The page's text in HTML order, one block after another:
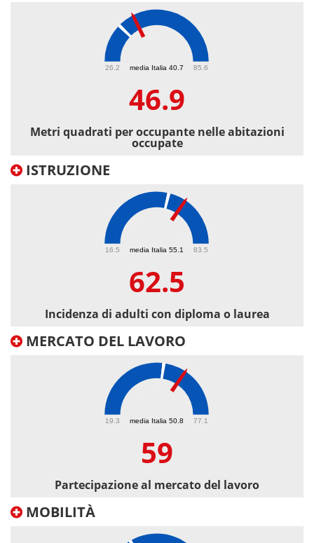
media Italia 40.7
26.2 85.6
46.9
Metri quadrati per occupante nelle abitazioni
occupate
ISTRUZIONE
media Italia 55.1
16.5 83.5
62.5
Incidenza di adulti con diploma o laurea
MERCATO DEL LAVORO
media Italia 50.8
19.3 77.1
59
Partecipazione al mercato del lavoro
MOBILITÀ